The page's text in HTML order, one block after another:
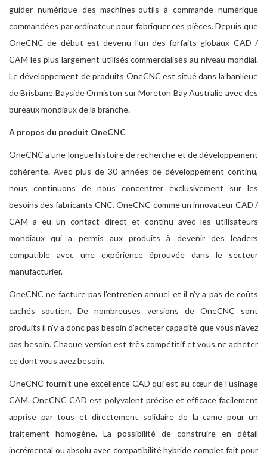
guider numérique des machines-outils à commande numérique
commandées par ordinateur pour fabriquer ces pièces. Depuis que
OneCNC de début est devenu l'un des forfaits globaux CAD /
CAM les plus largement utilisés commercialisés au niveau mondial.
Le développement de produits OneCNC est situé dans la banlieue
de Brisbane Bayside Ormiston sur Moreton Bay Australie avec des
bureaux mondiaux de la branche.
A propos du produit OneCNC
OneCNC a une longue histoire de recherche et de développement
cohérente. Avec plus de 30 années de développement continu,
nous continuons de nous concentrer exclusivement sur les
besoins des fabricants CNC. OneCNC comme un innovateur CAD /
CAM a eu un contact direct et continu avec les utilisateurs
mondiaux qui a permis aux produits à devenir des leaders
compatible avec une expérience éprouvée dans le secteur
manufacturier.
OneCNC ne facture pas l'entretien annuel et il n'y a pas de coûts
cachés soutien. De nombreuses versions de OneCNC sont
produits il n'y a donc pas besoin d'acheter capacité que vous n'avez
pas besoin. Chaque version est très compétitif et vous ne acheter
ce dont vous avez besoin.
OneCNC fournit une excellente CAD qui est au cœur de l'usinage
CAM. OneCNC CAD est polyvalent précise et efficace facilement
apprise par tous et directement solidaire de la came pour un
traitement homogène. La possibilité de construire en détail
incrémental ou absolu avec compatibilité hybride complet fait pour